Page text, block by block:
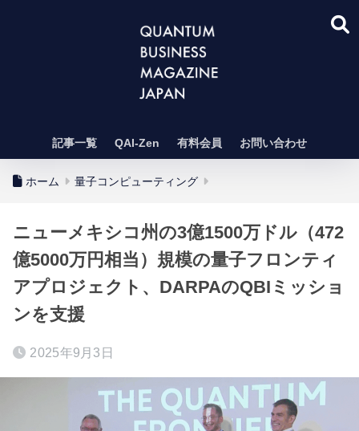
記事一覧 QAI-Zen 有料会員 お問い合わせ
ホーム 量子コンピューティング
ニューメキシコ州の3億1500万ドル（472
億5000万円相当）規模の量子フロンティ
アプロジェクト、DARPAのQBIミッショ
ンを支援
2025年9月3日